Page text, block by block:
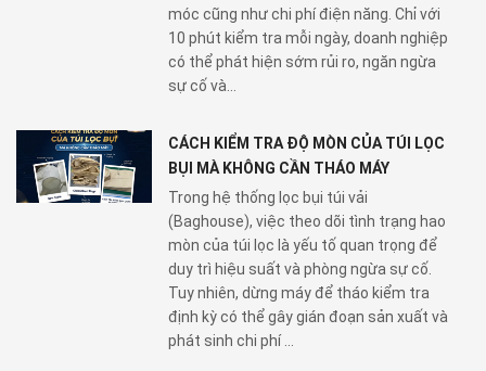
móc cũng như chi phí điện năng. Chỉ với
10 phút kiểm tra mỗi ngày, doanh nghiệp
có thể phát hiện sớm rủi ro, ngăn ngừa
sự cố và...
CÁCH KIỂM TRA ĐỘ MÒN CỦA TÚI LỌC
BỤI MÀ KHÔNG CẦN THÁO MÁY
Trong hệ thống lọc bụi túi vải
(Baghouse), việc theo dõi tình trạng hao
mòn của túi lọc là yếu tố quan trọng để
duy trì hiệu suất và phòng ngừa sự cố.
Tuy nhiên, dừng máy để tháo kiểm tra
định kỳ có thể gây gián đoạn sản xuất và
phát sinh chi phí ...